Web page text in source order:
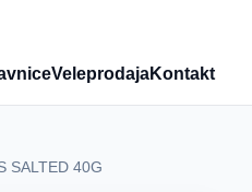
VeleprodajaKontakt
SALTED 40G